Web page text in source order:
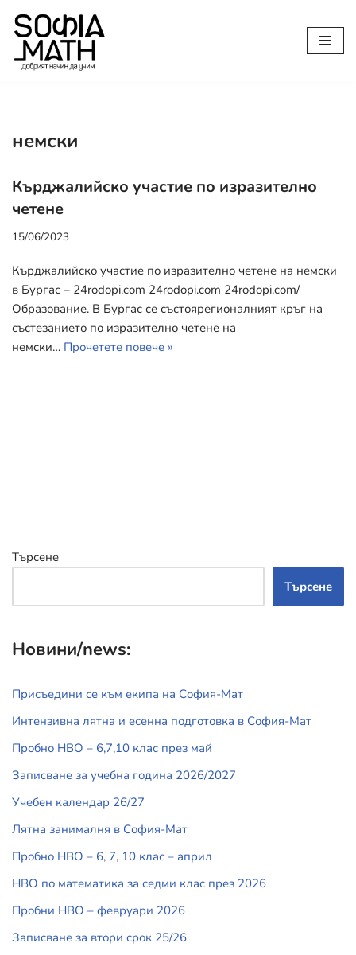
Продължете
към
немски
Кърджалийско участие по изразително
четене
15/06/2023
Кърджалийско участие по изразително четене на немски
в Бургас – 24rodopi.com 24rodopi.com 24rodopi.com/
Образование. В Бургас се състоярегионалният кръг на
състезанието по изразително четене на
немски… Прочетете повече »
Търсене
Търсене
Новини/news:
Присъедини се към екипа на София-Мат
Интензивна лятна и есенна подготовка в София-Мат
Пробно НВО – 6,7,10 клас през май
Записване за учебна година 2026/2027
Учебен календар 26/27
Лятна занималня в София-Мат
Пробно НВО – 6, 7, 10 клас – април
НВО по математика за седми клас през 2026
Пробни НВО – февруари 2026
Записване за втори срок 25/26